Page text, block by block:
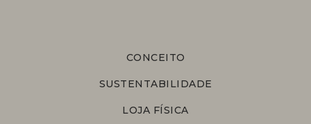
CONCEITO
SUSTENTABILIDADE
LOJA FÍSICA